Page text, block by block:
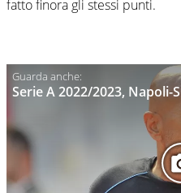
fatto finora gli stessi punti.
Serie A 2022/2023, Napoli-